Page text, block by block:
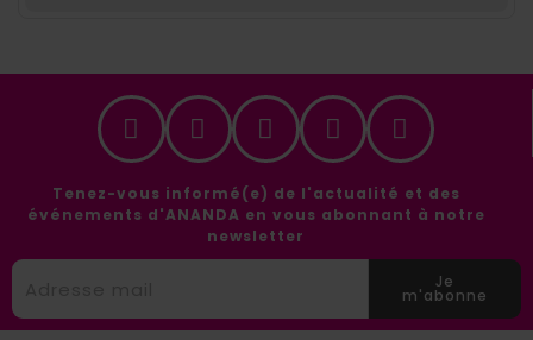
Tenez-vous informé(e) de l'actualité et des
événements d'ANANDA en vous abonnant à notre
newsletter
Je
m'abonne